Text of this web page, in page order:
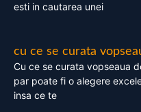
esti in cautarea unei
cu ce se curata
Cu ce se curata vopseaua
par poate fi o alegere
insa ce te